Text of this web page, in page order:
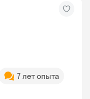
7 лет опыта